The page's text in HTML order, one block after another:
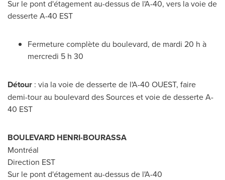
Sur le pont d'étagement au-dessus de l'A-40, vers la voie de
desserte A-40 EST
Fermeture complète du boulevard, de mardi 20 h à
mercredi 5 h 30
Détour : via la voie de desserte de l'A-40 OUEST, faire
demi-tour au boulevard des Sources et voie de desserte A-
40 EST
BOULEVARD HENRI-BOURASSA
Montréal
Direction EST
Sur le pont d'étagement au-dessus de l'A-40